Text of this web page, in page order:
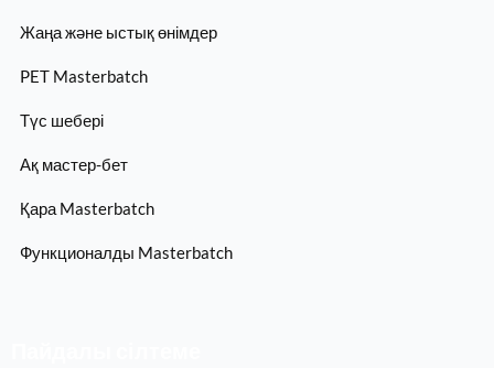
Жаңа және ыстық өнімдер
PET Masterbatch
Түс шебері
Ақ мастер-бет
Қара Masterbatch
Функционалды Masterbatch